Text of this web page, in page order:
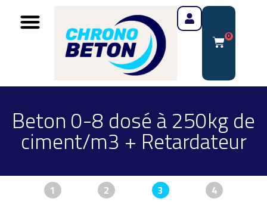
0
Beton 0-8 dosé à 250kg de
ciment/m3 + Retardateur
1 2 3 4